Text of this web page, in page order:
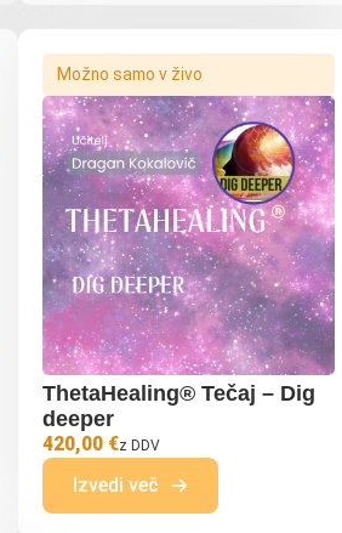
Možno samo v živo
ThetaHealing® Tečaj – Dig
deeper
420,00 €z DDV
Izvedi več